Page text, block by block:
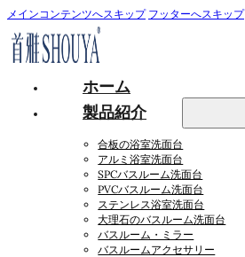
メインコンテンツへスキップ フッターへスキップ
ホーム
製品紹介
合板の浴室洗面台
アルミ浴室洗面台
SPCバスルーム洗面台
PVCバスルーム洗面台
ステンレス浴室洗面台
大理石のバスルーム洗面台
バスルーム・ミラー
バスルームアクセサリー